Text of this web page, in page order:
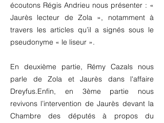
écoutons Régis Andrieu nous présenter : «
Jaurès lecteur de Zola », notamment à
travers les articles qu’il a signés sous le
pseudonyme « le liseur ».
En deuxième partie, Rémy Cazals nous
parle de Zola et Jaurès dans l'affaire
Dreyfus.Enfin, en 3ème partie nous
revivons l’intervention de Jaurès devant la
Chambre des députés à propos du